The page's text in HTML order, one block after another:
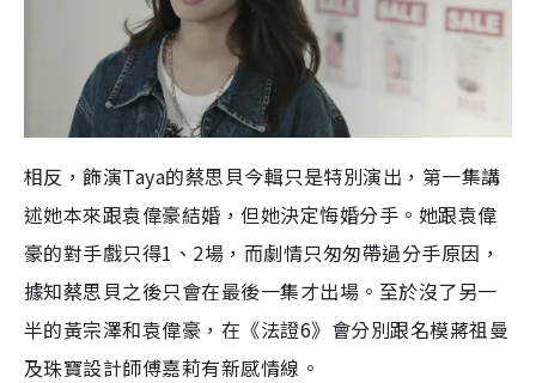
相反，飾演Taya的蔡思貝今輯只是特別演出，第一集講
述她本來跟袁偉豪結婚，但她決定悔婚分手。她跟袁偉
豪的對手戲只得1、2場，而劇情只匆匆帶過分手原因，
據知蔡思貝之後只會在最後一集才出場。至於沒了另一
半的黃宗澤和袁偉豪，在《法證6》會分別跟名模蔣祖曼
及珠寶設計師傅嘉莉有新感情線。